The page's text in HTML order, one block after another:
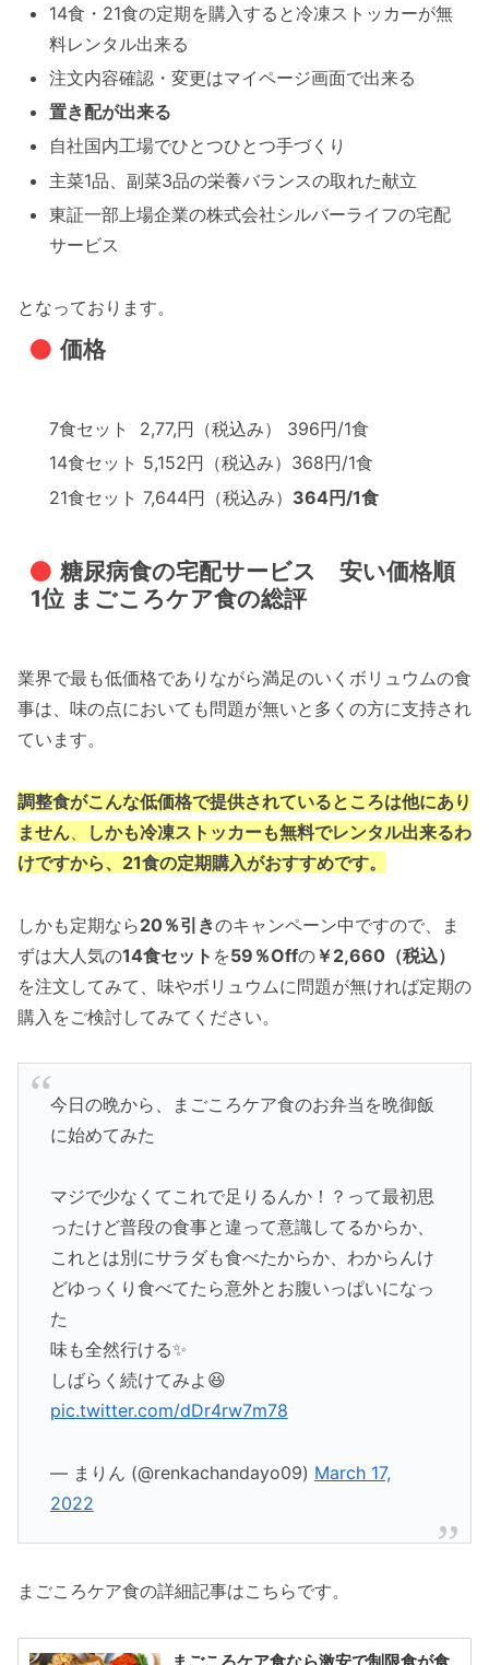
14食・21食の定期を購入すると冷凍ストッカーが無
料レンタル出来る
注文内容確認・変更はマイページ画面で出来る
置き配が出来る
自社国内工場でひとつひとつ手づくり
主菜1品、副菜3品の栄養バランスの取れた献立
東証一部上場企業の株式会社シルバーライフの宅配
サービス
となっております。
価格
7食セット 2,77,円（税込み） 396円/1食
14食セット 5,152円（税込み）368円/1食
21食セット 7,644円（税込み） 364円/1食
糖尿病食の宅配サービス 安い価格順
1位 まごころケア食の総評
業界で最も低価格でありながら満足のいくボリュウムの食
事は、味の点においても問題が無いと多くの方に支持され
ています。
調整食がこんな低価格で提供されているところは他にあり
ません
しかも冷凍ストッカーも無料でレンタル出来るわ
けですから、21食の定期購入がおすすめです。
しかも定期なら20％引きのキャンペーン中ですので、ま
ずは大人気の14食セット を59％Offの￥2,660 （税込）
を注文してみて、味やボリュウムに問題が無ければ定期の
購入をご検討してみてください。
今日の晩から、まごころケア食のお弁当を晩御飯
に始めてみた
マジで少なくてこれで足りるんか！？って最初思
ったけど普段の食事と違って意識してるからか、
これとは別にサラダも食べたからか、わからんけ
どゆっくり食べてたら意外とお腹いっぱいになっ
た
味も全然行ける✨
しばらく続けてみよ😆
pic.twitter.com/dDr4rw7m78
— まりん (@renkachandayo09) March 17,
2022
まごころケア食の詳細記事はこちらです。
まごころケア食なら激安で制限食が食